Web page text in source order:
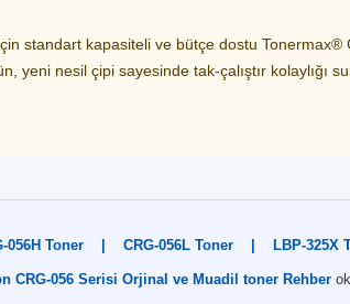
standart kapasiteli ve bütçe dostu Tonermax®
yeni nesil çipi sayesinde tak-çalıştır kolaylığı
056H Toner CRG-056L Toner LBP-325X
CRG-056 Serisi Orjinal ve Muadil toner Rehber